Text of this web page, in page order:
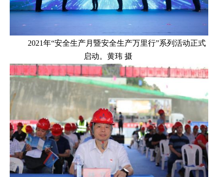
2021年“安全生产月暨安全生产万里行”系列活动正式
启动。黄玮 摄